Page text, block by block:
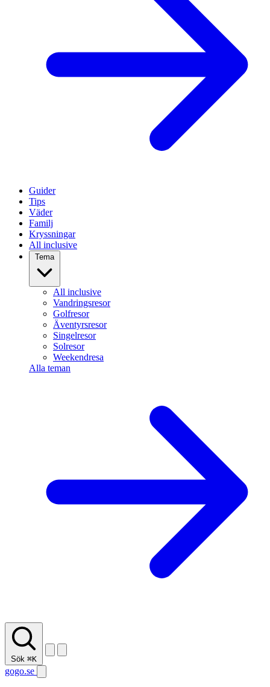
Guider
Tips
Väder
Familj
Kryssningar
All inclusive
Tema
All inclusive
Vandringsresor
Golfresor
Äventyrsresor
Singelresor
Solresor
Weekendresa
Alla teman
Sök ⌘K
gogo.se